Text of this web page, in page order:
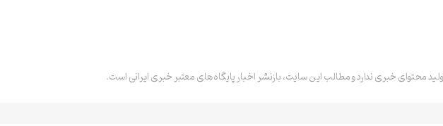
محتوای خبری ندارد و مطالب این سایت، بازنشر اخبار پایگاه‌های معتبر خبری ایرانی است.